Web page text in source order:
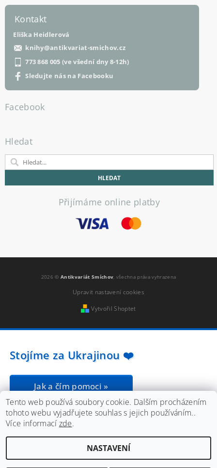
Kontakt
Eliška Heidlerová
knihy@antikvariat-smichov.cz
773 868 005 (ve všední dny 8-12h)
Sledujte nás na Facebooku
Facebook
Hledat
Přijímáme online platby
2026 ©Antikvariát Smíchov, všechna práva vyhrazena
Upravit nastavení cookies
Vytvořil Shoptet
Tento web používá soubory cookie. Dalším procházením
tohoto webu vyjadřujete souhlas s jejich používáním..
Více informací zde.
NASTAVENÍ
Stojíme za Ukrajinou ❤️
Jak a čím pomoci »